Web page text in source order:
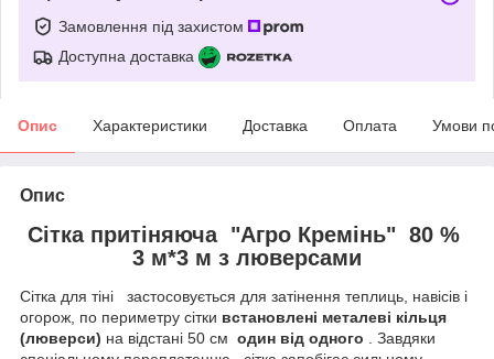
Замовлення під захистом
Доступна доставка
Опис Характеристики Доставка Оплата Умови
Опис
Сітка притіняюча "Агро Кремінь" 80 %
3 м*3 м з люверсами
Сітка для тіні застосовується для затінення теплиць, навісів і
огорож, по периметру сітки встановлені металеві кільця
(люверси) на відстані 50 см один від одного . Завдяки